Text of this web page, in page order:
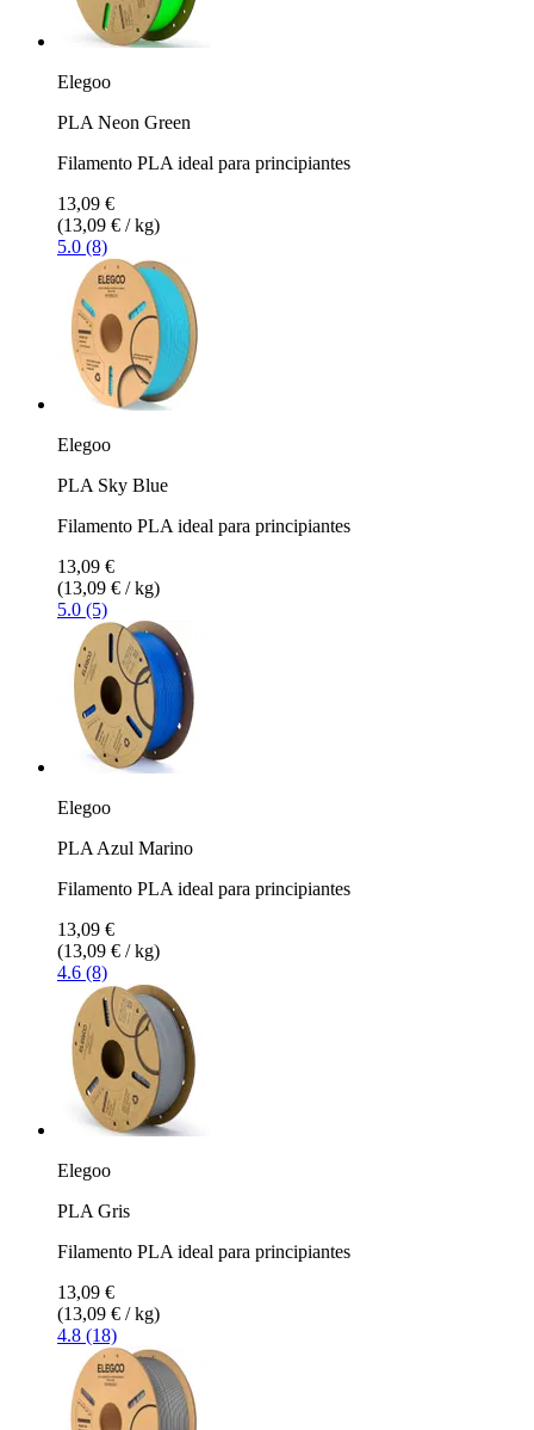
Elegoo
PLA Neon Green
Filamento PLA ideal para principiantes
13,09 €
(13,09 € / kg)
5.0 (8)
Elegoo
PLA Sky Blue
Filamento PLA ideal para principiantes
13,09 €
(13,09 € / kg)
5.0 (5)
Elegoo
PLA Azul Marino
Filamento PLA ideal para principiantes
13,09 €
(13,09 € / kg)
4.6 (8)
Elegoo
PLA Gris
Filamento PLA ideal para principiantes
13,09 €
(13,09 € / kg)
4.8 (18)